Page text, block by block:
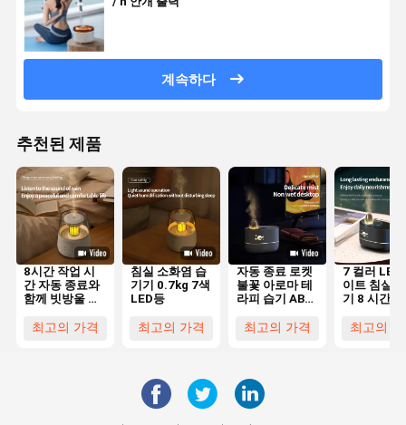
계속하다
추천된 제품
8시간 작업 시
간 자동 종료와
함께 빗방울 아
기최고의 가격
침실 소화염 습
기기 0.7kg 7색
LED등
최고의 가격
자동 종료 로켓
불꽃 아로마 테
라피 습기 ABS
최고의 가격
7 컬러 LED
이트 침실
기 8 시간
최고의